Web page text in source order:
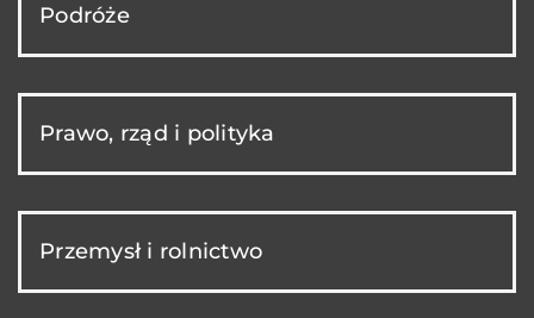
Podróże
Prawo, rząd i polityka
Przemysł i rolnictwo